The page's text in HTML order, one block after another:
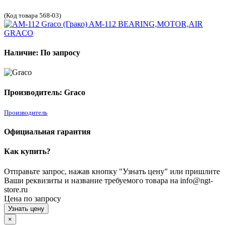
(Код товара 568-03)
Наличие: По запросу
Производитель: Graco
Производитель
Официальная гарантия
Как купить?
Отправьте запрос, нажав кнопку "Узнать цену" или пришлите
Ваши реквизиты и название требуемого товара на info@ngt-
store.ru
Цена по запросу
Узнать цену
×